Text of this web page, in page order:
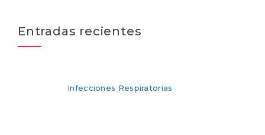
Entradas recientes
Infecciones Respiratorias